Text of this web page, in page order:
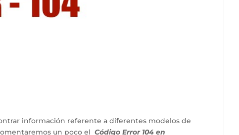
información referente a diferentes modelos de
un poco el Código Error 104 en